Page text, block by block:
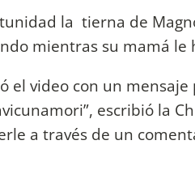
la tierna de
mientras su mamá le
el video con un
escribió la
a través de un